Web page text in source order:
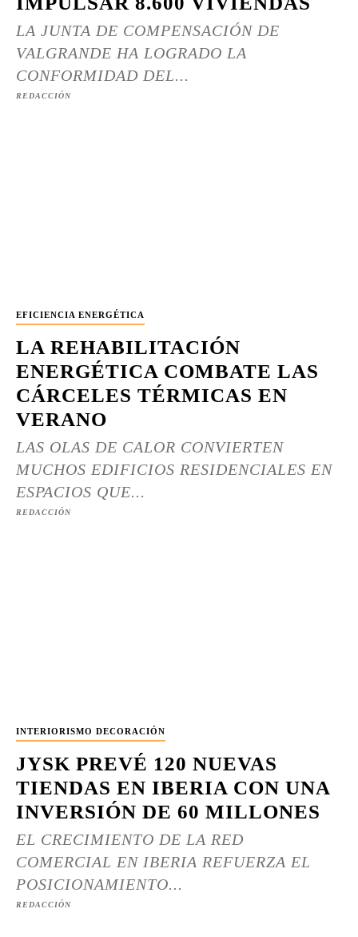
LA JUNTA DE COMPENSACIÓN DE
VALGRANDE HA LOGRADO LA
CONFORMIDAD DEL...
REDACCIÓN
EFICIENCIA ENERGÉTICA
LA REHABILITACIÓN
ENERGÉTICA COMBATE LAS
CÁRCELES TÉRMICAS EN
VERANO
LAS OLAS DE CALOR CONVIERTEN
MUCHOS EDIFICIOS RESIDENCIALES EN
ESPACIOS QUE...
REDACCIÓN
INTERIORISMO DECORACIÓN
JYSK PREVÉ 120 NUEVAS
TIENDAS EN IBERIA CON UNA
INVERSIÓN DE 60 MILLONES
EL CRECIMIENTO DE LA RED
COMERCIAL EN IBERIA REFUERZA EL
POSICIONAMIENTO...
REDACCIÓN